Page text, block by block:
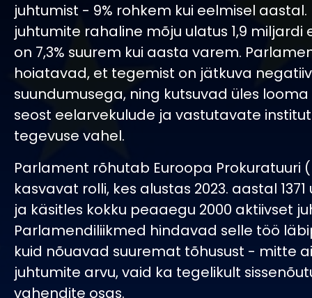
juhtumist - 9% rohkem kui eelmisel aastal.
juhtumite rahaline mõju ulatus 1,9 miljardi
on 7,3% suurem kui aasta varem.
hoiatavad, et tegemist on jätkuva
suundumusega, ning kutsuvad üles
seost eelarvekulude ja vastutavate
tegevuse vahel.
Parlament rõhutab Euroopa Prokuratuuri
kasvavat rolli, kes alustas 2023. aastal
ja käsitles kokku peaaegu 2000 aktiivset
Parlamendiliikmed hindavad selle töö
kuid nõuavad suuremat tõhusust - mitte
juhtumite arvu, vaid ka tegelikult
vahendite osas.